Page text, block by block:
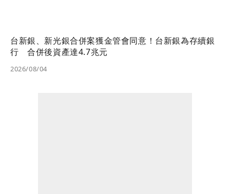
台新銀、新光銀合併案獲金管會同意！台新銀為存續銀
行 合併後資產達4.7兆元
2026/08/04